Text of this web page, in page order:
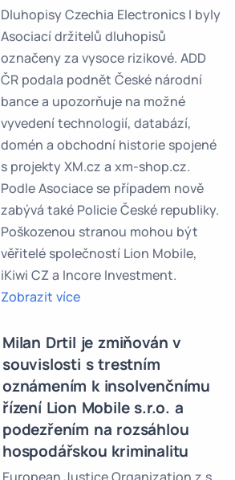
Dluhopisy Czechia Electronics I byly
Asociací držitelů dluhopisů
označeny za vysoce rizikové. ADD
ČR podala podnět České národní
bance a upozorňuje na možné
vyvedení technologií, databází,
domén a obchodní historie spojené
s projekty XM.cz a xm-shop.cz.
Podle Asociace se případem nově
zabývá také Policie České republiky.
Poškozenou stranou mohou být
věřitelé společností Lion Mobile,
iKiwi CZ a Incore Investment.
Zobrazit více
Milan Drtil je zmiňován v
souvislosti s trestním
oznámením k insolvenčnímu
řízení Lion Mobile s.r.o. a
podezřením na rozsáhlou
hospodářskou kriminalitu